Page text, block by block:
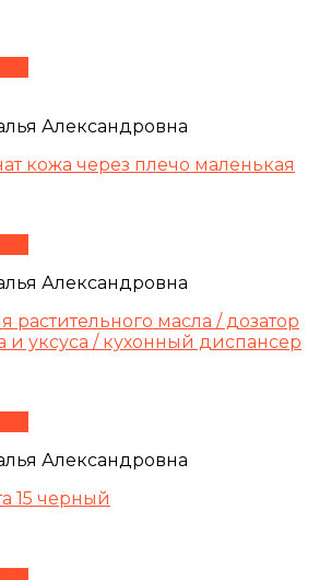
Александровна
кожа через плечо маленькая
Александровна
растительного масла / дозатор
и уксуса / кухонный диспансер
Александровна
15 черный